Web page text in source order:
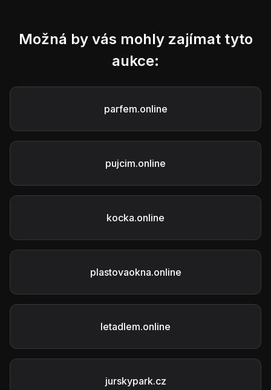
Možná by vás mohly zajímat tyto
aukce:
parfem.online
pujcim.online
kocka.online
plastovaokna.online
letadlem.online
jurskypark.cz